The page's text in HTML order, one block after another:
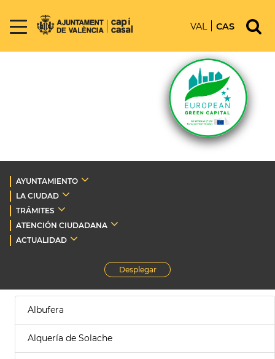
VAL CAS
AYUNTAMIENTO
LA CIUDAD
TRÁMITES
ATENCIÓN CIUDADANA
ACTUALIDAD
Desplegar
Albufera
Alquería de Solache